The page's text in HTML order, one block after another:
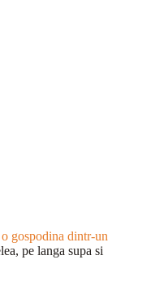
gospodina dintr-un
pe langa supa si